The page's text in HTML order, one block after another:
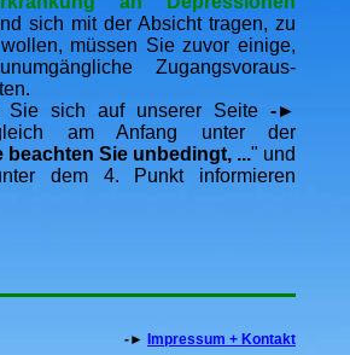
sich mit der Absicht tragen, zu
müssen Sie zuvor einige,
Zugangsvoraus-
Sie sich auf unserer Seite -►
am Anfang unter der
beachten Sie unbedingt, ..." und
dem 4. Punkt informieren
-► Impressum + Kontakt